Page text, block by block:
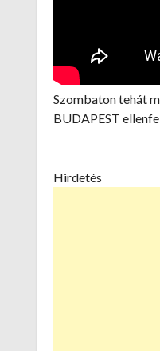
Szombaton tehát
BUDAPEST
Hirdetés